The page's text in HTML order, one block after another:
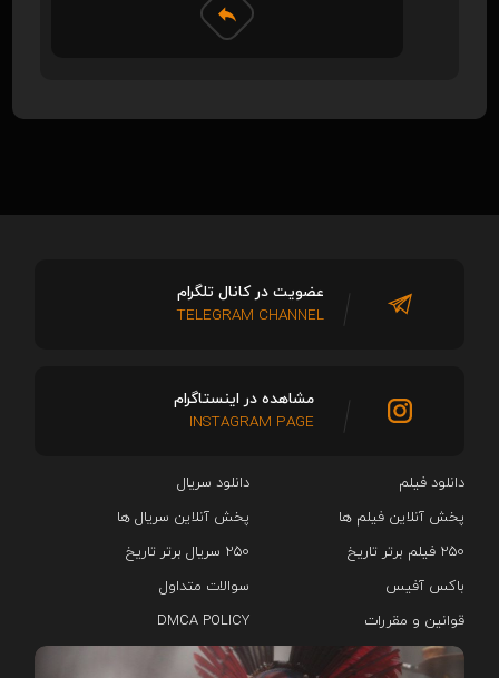
دانلود فیلم
دانلود سریال‌
پخش آنلاین فیلم ها
پخش آنلاین سریال ها
۲۵۰ فیلم برتر تاریخ
۲۵۰ سریال برتر تاریخ
باکس آفیس
سوالات متداول
قوانین و مقررات
DMCA POLICY
عضویت در کانال تلگرام
TELEGRAM CHANNEL
مشاهده در اینستاگرام
INSTAGRAM PAGE